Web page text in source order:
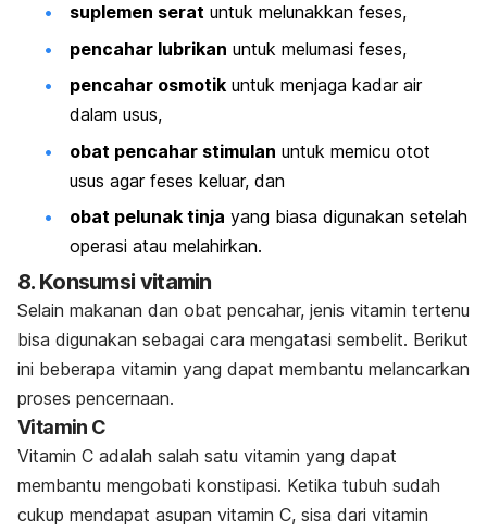
suplemen serat untuk melunakkan feses,
pencahar lubrikan untuk melumasi feses,
pencahar osmotik untuk menjaga kadar air
dalam usus,
obat pencahar stimulan untuk memicu otot
usus agar feses keluar, dan
obat pelunak tinja yang biasa digunakan setelah
operasi atau melahirkan.
8. Konsumsi vitamin
Selain makanan dan obat pencahar, jenis vitamin tertenu
bisa digunakan sebagai cara mengatasi sembelit. Berikut
ini beberapa vitamin yang dapat membantu melancarkan
proses pencernaan.
Vitamin C
Vitamin C adalah salah satu vitamin yang dapat
membantu mengobati konstipasi. Ketika tubuh sudah
cukup mendapat asupan vitamin C, sisa dari vitamin